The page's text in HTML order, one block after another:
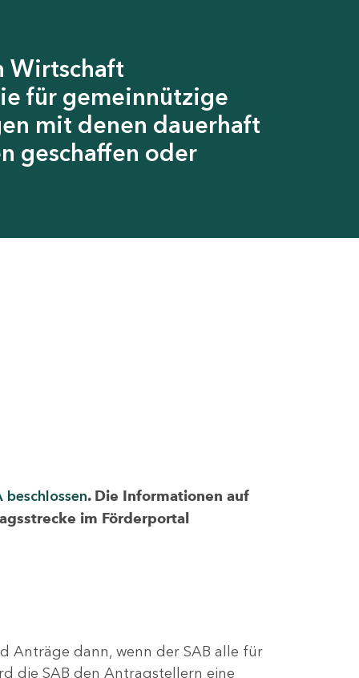
Wirtschaft
für gemeinnützige
mit denen dauerhaft
geschaffen oder
beschlossen. Die Informationen auf
im Förderportal
Anträge dann, wenn der SAB alle für
die SAB den Antragstellern eine